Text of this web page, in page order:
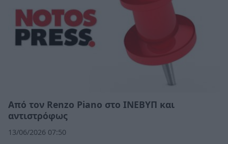
Από τον Renzo Piano στο ΙΝΕΒΥΠ και
αντιστρόφως
13/06/2026 07:50